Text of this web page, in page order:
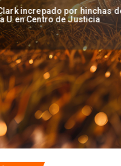
Vozinha firma
Colo Colo como